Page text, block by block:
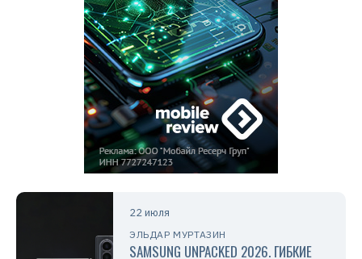
22 июля
ЭЛЬДАР МУРТАЗИН
SAMSUNG UNPACKED 2026. ГИБКИЕ